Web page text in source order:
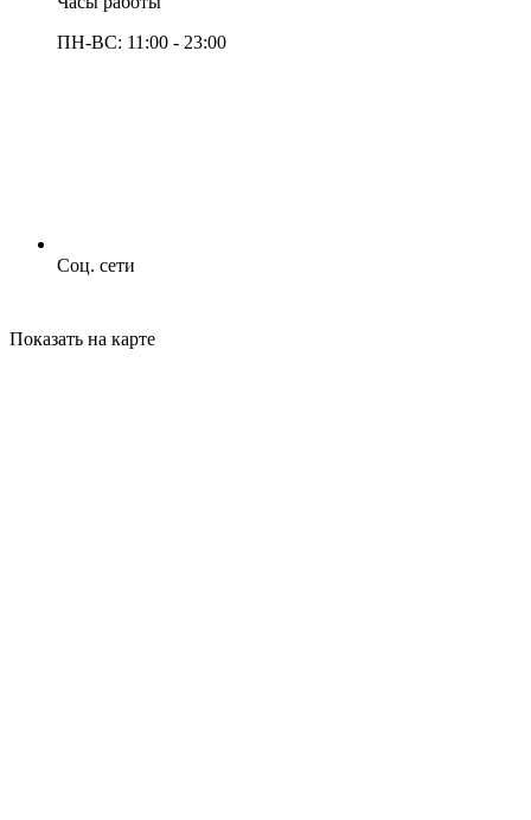
ПН-ВС: 11:00 - 23:00
Соц. сети
Показать на карте